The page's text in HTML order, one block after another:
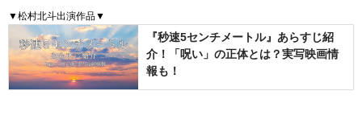
▼松村北斗出演作品▼
『秒速5センチメートル』あらすじ紹
介！「呪い」の正体とは？実写映画情
報も！